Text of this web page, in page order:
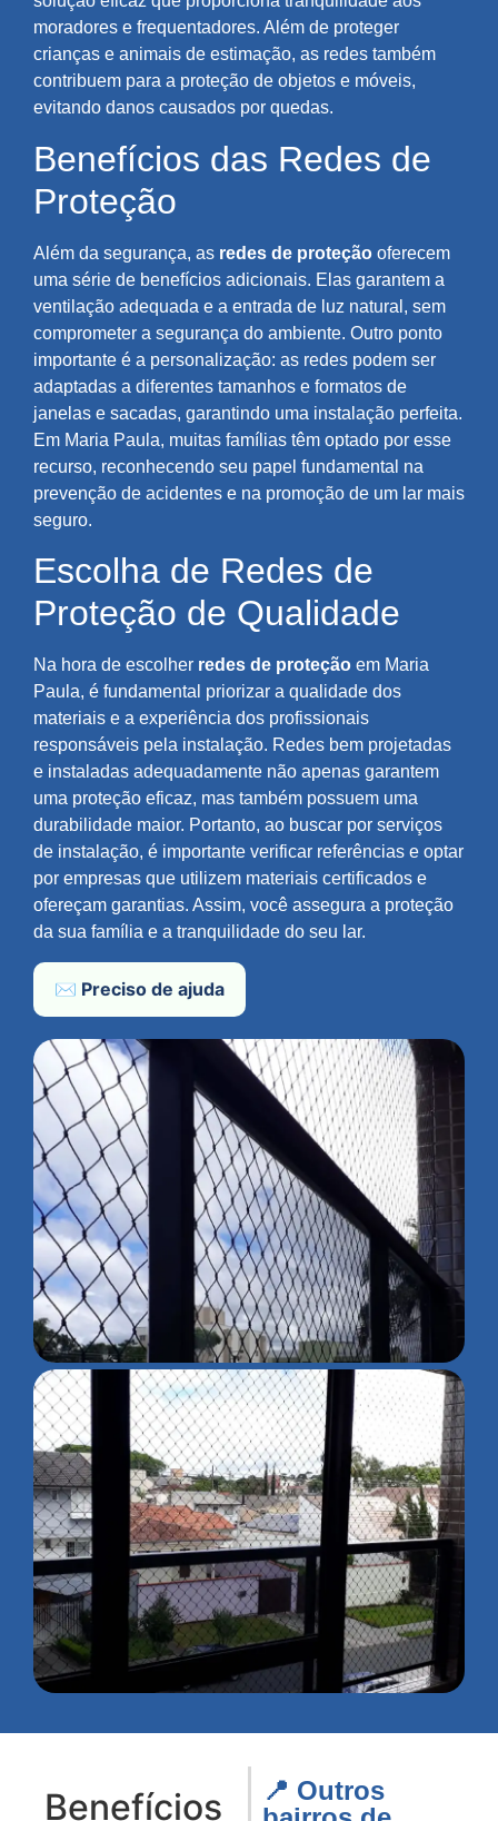
moradores e frequentadores. Além de proteger
crianças e animais de estimação, as redes também
contribuem para a proteção de objetos e móveis,
evitando danos causados por quedas.
Benefícios das Redes de
Proteção
Além da segurança, as redes de proteção oferecem
uma série de benefícios adicionais. Elas garantem a
ventilação adequada e a entrada de luz natural, sem
comprometer a segurança do ambiente. Outro ponto
importante é a personalização: as redes podem ser
adaptadas a diferentes tamanhos e formatos de
janelas e sacadas, garantindo uma instalação perfeita.
Em Maria Paula, muitas famílias têm optado por esse
recurso, reconhecendo seu papel fundamental na
prevenção de acidentes e na promoção de um lar mais
seguro.
Escolha de Redes de
Proteção de Qualidade
Na hora de escolher redes de proteção em Maria
Paula, é fundamental priorizar a qualidade dos
materiais e a experiência dos profissionais
responsáveis pela instalação. Redes bem projetadas
e instaladas adequadamente não apenas garantem
uma proteção eficaz, mas também possuem uma
durabilidade maior. Portanto, ao buscar por serviços
de instalação, é importante verificar referências e optar
por empresas que utilizem materiais certificados e
ofereçam garantias. Assim, você assegura a proteção
da sua família e a tranquilidade do seu lar.
✉️ Preciso de ajuda
Benefícios
📍 Outros